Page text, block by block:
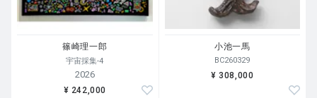
篠崎理一郎
宇宙採集-4
2026
¥ 242,000
小池一馬
BC260329
¥ 308,000